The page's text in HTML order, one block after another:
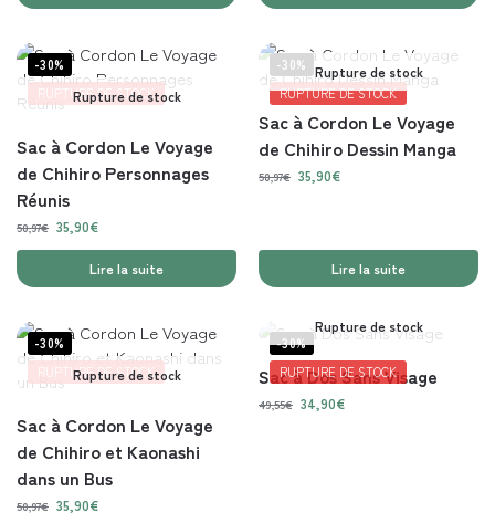
-30%
RUPTURE DE STOCK
Rupture de stock
Sac à Cordon Le Voyage
de Chihiro Personnages
Réunis
50,97€ 35,90€
Lire la suite
-30%
RUPTURE DE STOCK
Rupture de stock
Sac à Cordon Le Voyage
de Chihiro Dessin Manga
50,97€ 35,90€
Lire la suite
-30%
RUPTURE DE STOCK
Rupture de stock
Sac à Cordon Le Voyage
de Chihiro et Kaonashi
dans un Bus
50,97€ 35,90€
-30%
RUPTURE DE STOCK
Rupture de stock
Sac à Dos Sans Visage
49,55€ 34,90€